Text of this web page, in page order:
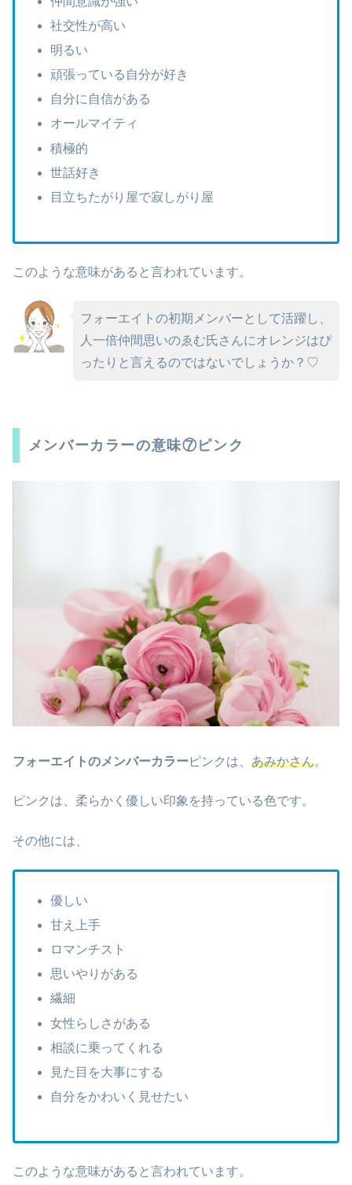
社交性が高い
明るい
頑張っている自分が好き
自分に自信がある
オールマイティ
積極的
世話好き
目立ちたがり屋で寂しがり屋
このような意味があると言われています。
フォーエイトの初期メンバーとして活躍し、
人一倍仲間思いのゑむ氏さんにオレンジはぴ
ったりと言えるのではないでしょうか？♡
メンバーカラーの意味⑦ピンク
フォーエイトのメンバーカラーピンクは、 あみかさん。
ピンクは、柔らかく優しい印象を持っている色です。
その他には、
優しい
甘え上手
ロマンチスト
思いやりがある
繊細
女性らしさがある
相談に乗ってくれる
見た目を大事にする
自分をかわいく見せたい
このような意味があると言われています。